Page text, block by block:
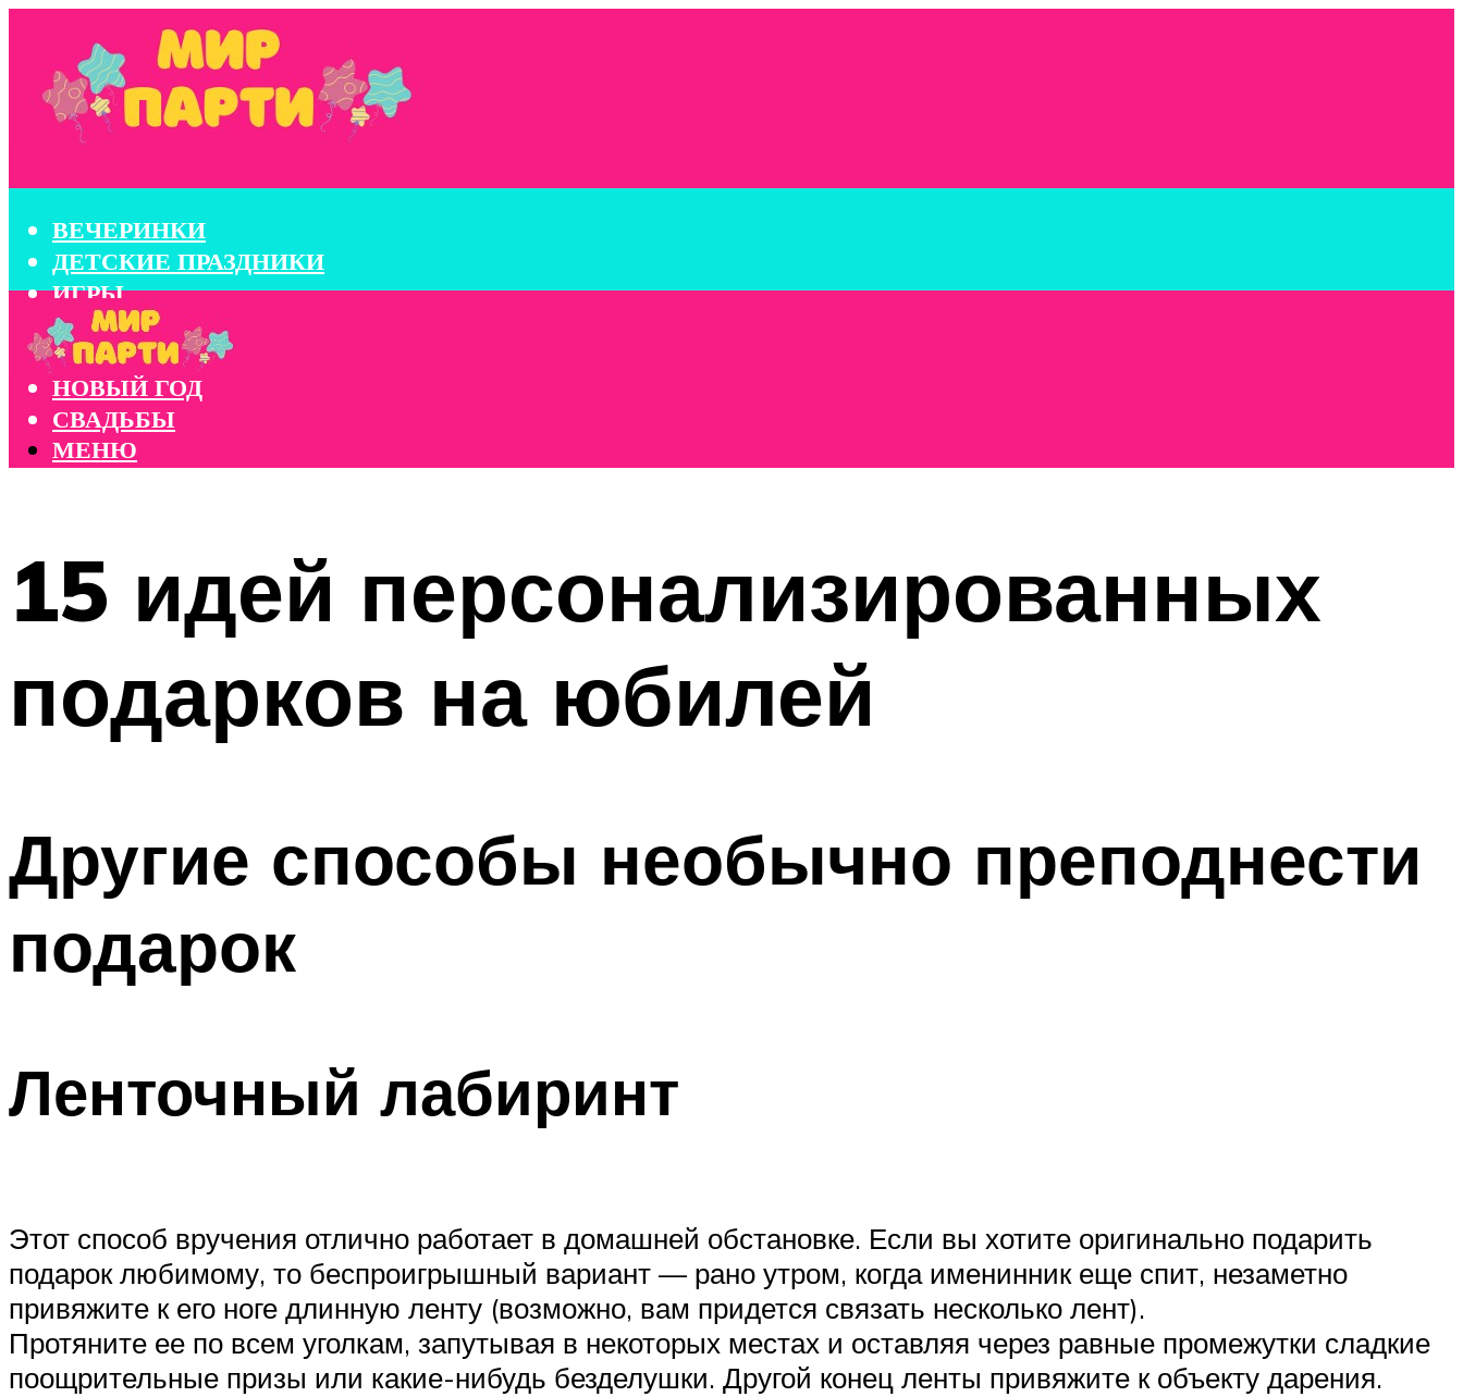
ВЕЧЕРИНКИ
ДЕТСКИЕ ПРАЗДНИКИ
ИГРЫ
КОНКУРСЫ
КОРПОРАТИВЫ
НОВЫЙ ГОД
СВАДЬБЫ
МЕНЮ
15 идей персонализированных
подарков на юбилей
Другие способы необычно преподнести
подарок
Ленточный лабиринт
Этот способ вручения отлично работает в домашней обстановке. Если вы хотите оригинально подарить
подарок любимому, то беспроигрышный вариант — рано утром, когда именинник еще спит, незаметно
привяжите к его ноге длинную ленту (возможно, вам придется связать несколько лент).
Протяните ее по всем уголкам, запутывая в некоторых местах и оставляя через равные промежутки сладкие
поощрительные призы или какие-нибудь безделушки. Другой конец ленты привяжите к объекту дарения.